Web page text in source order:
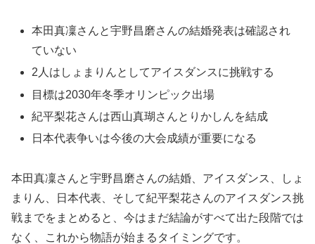
本田真凜さんと宇野昌磨さんの結婚発表は確認され
ていない
2人はしょまりんとしてアイスダンスに挑戦する
目標は2030年冬季オリンピック出場
紀平梨花さんは西山真瑚さんとりかしんを結成
日本代表争いは今後の大会成績が重要になる
本田真凜さんと宇野昌磨さんの結婚、アイスダンス、しょ
まりん、日本代表、そして紀平梨花さんのアイスダンス挑
戦までをまとめると、今はまだ結論がすべて出た段階では
なく、これから物語が始まるタイミングです。